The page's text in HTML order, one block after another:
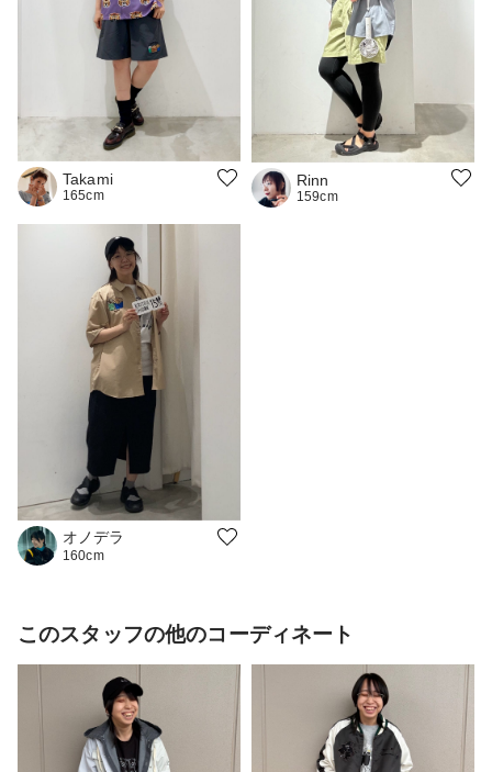
Takami
165cm
Rinn
159cm
オノデラ
160cm
このスタッフの他のコーディネート